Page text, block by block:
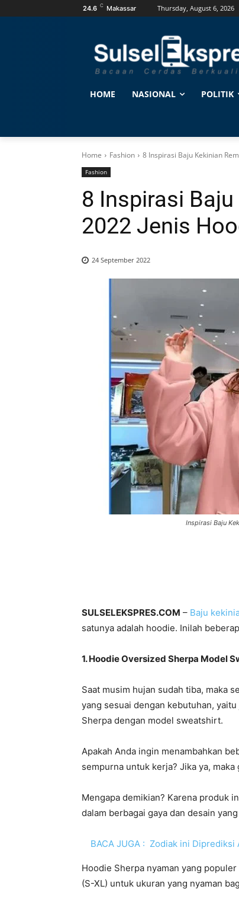
24.6 C Makassar Thursday, August 6, 2026
HOME NASIONAL POLITIK
Home Fashion 8 Inspirasi Baju Kekinian
Fashion
8 Inspirasi
2022 Jenis
24 September 2022
Inspirasi Baju
SULSELEKSPRES.COM – Baju
satunya adalah hoodie. Inilah
1. Hoodie Oversized Sherpa Model
Saat musim hujan sudah tiba, maka
yang sesuai dengan kebutuhan,
Sherpa dengan model sweatshirt.
Apakah Anda ingin menambahkan
sempurna untuk kerja? Jika ya,
Mengapa demikian? Karena produk
dalam berbagai gaya dan desain
BACA JUGA : Zodiak ini Diprediksi
Hoodie Sherpa nyaman yang
(S-XL) untuk ukuran yang nyaman